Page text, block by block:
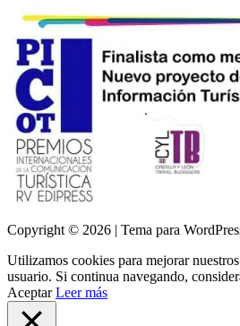
Copyright © 2026 | Tema para
Utilizamos cookies para mejorar
usuario. Si continua navegando,
Aceptar Leer más